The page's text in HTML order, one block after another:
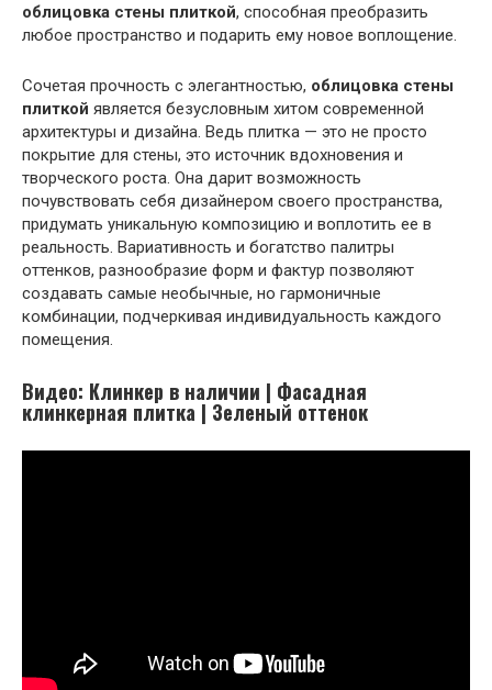
облицовка стены плиткой, способная преобразить
любое пространство и подарить ему новое воплощение.
Сочетая прочность с элегантностью, облицовка стены
плиткой является безусловным хитом современной
архитектуры и дизайна. Ведь плитка — это не просто
покрытие для стены, это источник вдохновения и
творческого роста. Она дарит возможность
почувствовать себя дизайнером своего пространства,
придумать уникальную композицию и воплотить ее в
реальность. Вариативность и богатство палитры
оттенков, разнообразие форм и фактур позволяют
создавать самые необычные, но гармоничные
комбинации, подчеркивая индивидуальность каждого
помещения.
Видео: Клинкер в наличии | Фасадная
клинкерная плитка | Зеленый оттенок